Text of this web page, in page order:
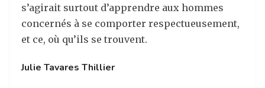
s’agirait surtout d’apprendre aux hommes
concernés à se comporter respectueusement,
et ce, où qu’ils se trouvent.
Julie Tavares Thillier